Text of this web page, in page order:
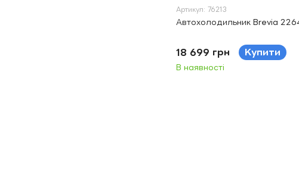
Артикул: 76213
Автохолодильник Brevia
18 699 грн Купити
В наявності